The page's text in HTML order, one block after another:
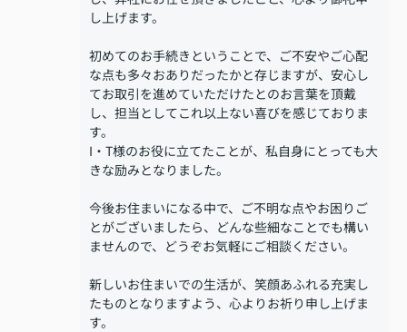
し上げます。
初めてのお手続きということで、ご不安やご心配
な点も多々おありだったかと存じますが、安心し
てお取引を進めていただけたとのお言葉を頂戴
し、担当としてこれ以上ない喜びを感じておりま
す。
I・T様のお役に立てたことが、私自身にとっても大
きな励みとなりました。
今後お住まいになる中で、ご不明な点やお困りご
とがございましたら、どんな些細なことでも構い
ませんので、どうぞお気軽にご相談ください。
新しいお住まいでの生活が、笑顔あふれる充実し
たものとなりますよう、心よりお祈り申し上げま
す。